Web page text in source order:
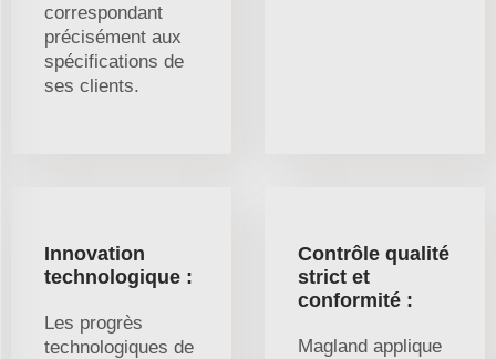
correspondant
précisément aux
spécifications de
ses clients.
Innovation
technologique :
Les progrès
technologiques de
Contrôle qualité
strict et
conformité :
Magland applique